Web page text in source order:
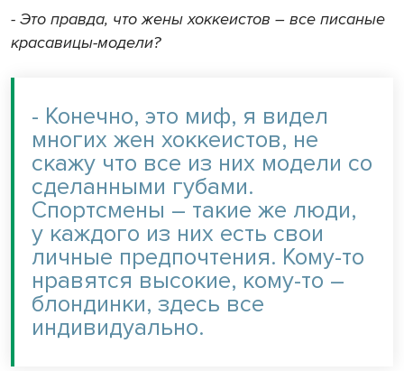
- Это правда, что жены хоккеистов – все писаные
красавицы-модели?
- Конечно, это миф, я видел
многих жен хоккеистов, не
скажу что все из них модели со
сделанными губами.
Спортсмены – такие же люди,
у каждого из них есть свои
личные предпочтения. Кому-то
нравятся высокие, кому-то –
блондинки, здесь все
индивидуально.